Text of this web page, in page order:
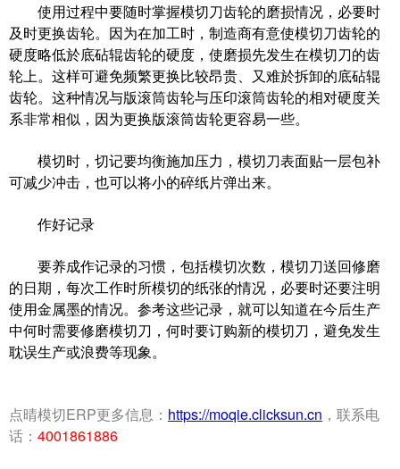
使用过程中要随时掌握模切刀齿轮的磨损情况，必要时
及时更换齿轮。因为在加工时，制造商有意使模切刀齿轮的
硬度略低於底砧辊齿轮的硬度，使磨损先发生在模切刀的齿
轮上。这样可避免频繁更换比较昂贵、又难於拆卸的底砧辊
齿轮。这种情况与版滚筒齿轮与压印滚筒齿轮的相对硬度关
系非常相似，因为更换版滚筒齿轮更容易一些。
模切时，切记要均衡施加压力，模切刀表面贴一层包补
可减少冲击，也可以将小的碎纸片弹出来。
作好记录
要养成作记录的习惯，包括模切次数，模切刀送回修磨
的日期，每次工作时所模切的纸张的情况，必要时还要注明
使用金属墨的情况。参考这些记录，就可以知道在今后生产
中何时需要修磨模切刀，何时要订购新的模切刀，避免发生
耽误生产或浪费等现象。
点晴模切ERP更多信息： https://moqie.clicksun.cn ，联系电
话： 4001861886